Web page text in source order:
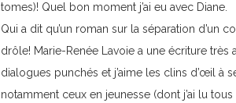
tomes)! Quel bon moment j’ai eu avec Diane.
Qui a dit qu’un roman sur la séparation d’un
drôle! Marie-Renée Lavoie a une écriture très
dialogues punchés et j’aime les clins d’œil à
notamment ceux en jeunesse (dont j’ai lu tous